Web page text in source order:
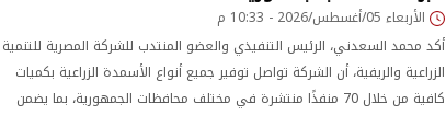
الأربعاء 05/أغسطس/2026 - 10:33 م
أكد محمد السعدني، الرئيس التنفيذي والعضو المنتدب للشركة المصرية للتنمية
الزراعية والريفية، أن الشركة تواصل توفير جميع أنواع الأسمدة الزراعية بكميات
كافية من خلال 70 منفذًا منتشرة في مختلف محافظات الجمهورية، بما يضمن